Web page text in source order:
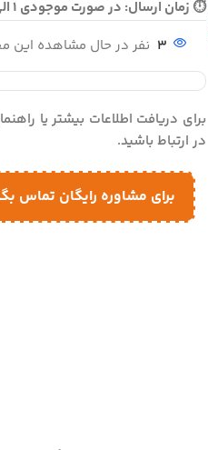
⏱ زمان ارسال: در صورت موجودی 1 الی 2 روز - در صورت نیاز به بافت 10 الی 12 روز ارسال می گردد
3 نفر در حال مشاهده
برای دریافت اطلاعات بیشتر یا
در ارتباط باشید.
برای مشاوره رایگان تماس